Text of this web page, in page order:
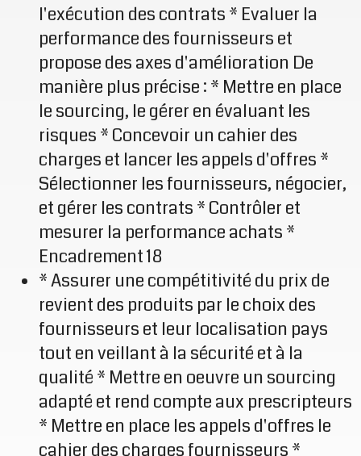
l'exécution des contrats * Evaluer la
performance des fournisseurs et
propose des axes d'amélioration De
manière plus précise : * Mettre en place
le sourcing, le gérer en évaluant les
risques * Concevoir un cahier des
charges et lancer les appels d'offres *
Sélectionner les fournisseurs, négocier,
et gérer les contrats * Contrôler et
mesurer la performance achats *
Encadrement 18
* Assurer une compétitivité du prix de
revient des produits par le choix des
fournisseurs et leur localisation pays
tout en veillant à la sécurité et à la
qualité * Mettre en oeuvre un sourcing
adapté et rend compte aux prescripteurs
* Mettre en place les appels d'offres le
cahier des charges fournisseurs *